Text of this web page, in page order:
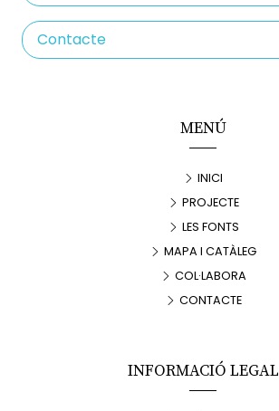
Contacte
MENÚ
INICI
PROJECTE
LES FONTS
MAPA I CATÀLEG
COL·LABORA
CONTACTE
INFORMACIÓ LEGAL